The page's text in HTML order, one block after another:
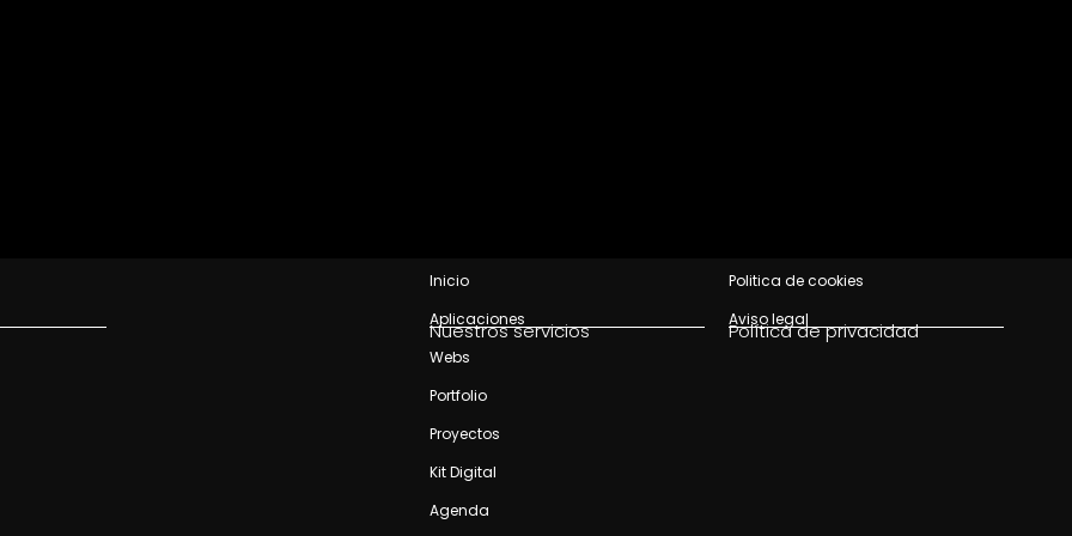
Nuestros servicios
Inicio
Aplicaciones
Webs
Portfolio
Proyectos
Kit Digital
Agenda
Política de privacidad
Politica de cookies
Aviso legal